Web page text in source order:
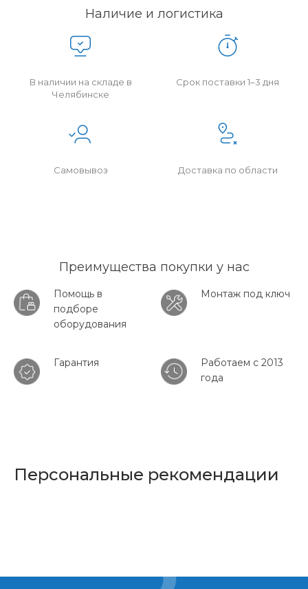
Наличие и логистика
В наличии на складе в
Челябинске
Срок поставки 1–3 дня
Самовывоз Доставка по области
Преимущества покупки у нас
Помощь в
подборе
оборудования
Монтаж под ключ
Гарантия
Работаем с 2013
года
Персональные рекомендации